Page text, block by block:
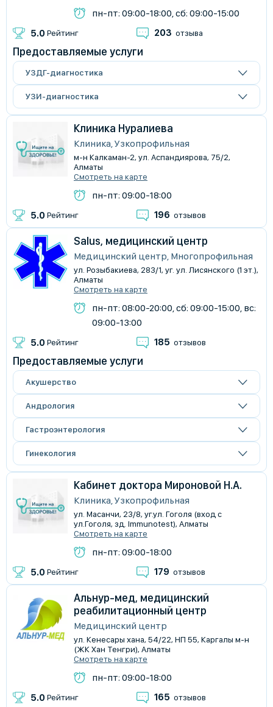
пн-пт: 09:00-18:00, сб: 09:00-15:00
5.0 Рейтинг 203 отзыва
Предоставляемые услуги
УЗДГ-диагностика
УЗИ-диагностика
Клиника Нуралиева
Клиника, Узкопрофильная
м-н Калкаман-2, ул. Аспандиярова, 75/2,
Алматы
Смотреть на карте
пн-пт: 09:00-18:00
5.0 Рейтинг 196 отзывов
Salus, медицинский центр
Медицинский центр, Многопрофильная
ул. Розыбакиева, 283/1, уг. ул. Лисянского (1 эт.),
Алматы
Смотреть на карте
пн-пт: 08:00-20:00, сб: 09:00-15:00, вс:
09:00-13:00
5.0 Рейтинг 185 отзывов
Предоставляемые услуги
Акушерство
Андрология
Гастроэнтерология
Гинекология
Кабинет доктора Мироновой Н.А.
Клиника, Узкопрофильная
ул. Масанчи, 23/8, ​уг.ул. Гоголя (вход с
ул.Гоголя, зд. Immunotest), Алматы
Смотреть на карте
пн-пт: 09:00-18:00
5.0 Рейтинг 179 отзывов
Альнур-мед, медицинский
реабилитационный центр
Медицинский центр
ул. Кенесары хана, 54/22, НП 55, Каргалы м-н
(ЖК ​Хан Тенгри), Алматы
Смотреть на карте
пн-пт: 09:00-18:00
5.0 Рейтинг 165 отзывов